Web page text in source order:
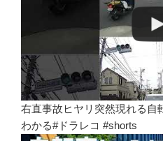
右直事故ヒヤリ突然現れる自
わかる#ドラレコ #shorts